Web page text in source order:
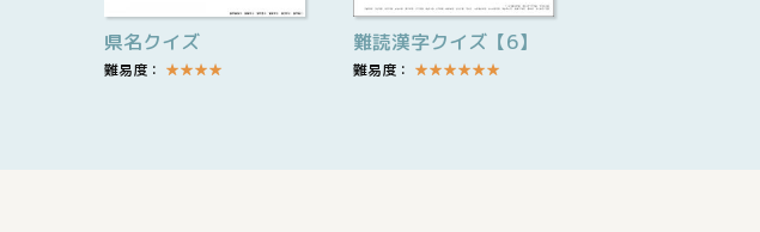
県名クイズ
難易度： ★★★★
難読漢字クイズ【6】
難易度： ★★★★★★